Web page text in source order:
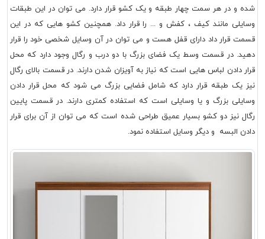
شده و در هر سمت چهار طبقه و یک کشو قرار دارد. می توان در این طبقات
وسایلی مانند کیف ، کفش و ... را قرار داد. همچنین کشو هایی که در این
قسمت قرار داد دارای قفل هست و می توان در آن وسایل شخصی خود را قرار
دهید. در قسمت وسط یک فضای بزرگ با دو درب و رگال وجود دارد که محل
قرار دادن لباس هایی است که نیاز به آویزان شدن دارند. در قسمت بالای رگال
نیز یک طبقه قرار دارد که شامل فضایی بزرگ می شود که محل قرار دادن
وسایلی بزرگ و یا وسایلی است که استفاده کمتری دارند. در قسمت پایین
رگال نیز دو کشو بسیار عمیق طراحی شده است که می توان از آن برای قرار
دادن البسه و دیگر وسایل استفاده نمود.